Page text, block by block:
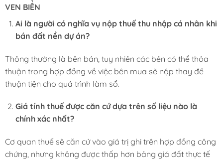
VEN BIỂN
Ai là người có nghĩa vụ nộp thuế thu nhập cá nhân khi
bán đất nền dự án?
Thông thường là bên bán, tuy nhiên các bên có thể thỏa
thuận trong hợp đồng về việc bên mua sẽ nộp thay để
thuận tiện cho quá trình làm sổ.
Giá tính thuế được căn cứ dựa trên số liệu nào là
chính xác nhất?
Cơ quan thuế sẽ căn cứ vào giá trị ghi trên hợp đồng công
chứng, nhưng không được thấp hơn bảng giá đất thực tế